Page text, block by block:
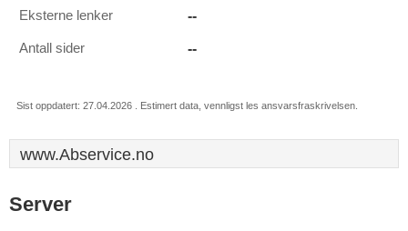
Eksterne lenker --
Antall sider --
Sist oppdatert: 27.04.2026 . Estimert data, vennligst les ansvarsfraskrivelsen.
www.Abservice.no
Server